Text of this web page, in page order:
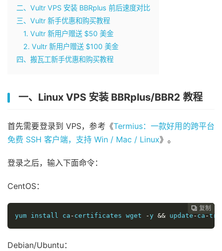
二、Vultr VPS 安装 BBRplus 前后速度对比
三、Vultr 新手优惠和购买教程
1. Vultr 新用户赠送 $50 美金
2. Vultr 新用户赠送 $100 美金
四、搬瓦工新手优惠和购买教程
一、Linux VPS 安装 BBRplus/BBR2 教程
首先需要登录到 VPS，参考《Termius：一款好用的跨平台
免费 SSH 客户端，支持 Win / Mac / Linux》。
登录之后，输入下面命令：
CentOS：
 复制
 复制
 复制
 复制
 复制
 复制
yum install ca - certificates wget -y && update - ca -
Debian/Ubuntu：